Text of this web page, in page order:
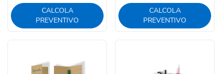
CALCOLA
PREVENTIVO
CALCOLA
PREVENTIVO